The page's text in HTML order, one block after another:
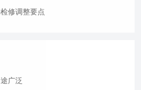
修调整要点
广泛